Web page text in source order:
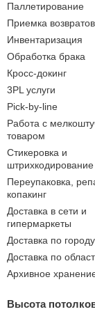
Паллетирование
Приемка возвратов
Инвентаризация
Обработка брака
Кросс-докинг
3PL услуги
Pick-by-line
Работа с
товаром
Стикеровка и
штрихкодирование
Переупаковка,
копакинг
Доставка в сети и
гипермаркеты
Доставка по городу
Доставка по
Архивное
Высота